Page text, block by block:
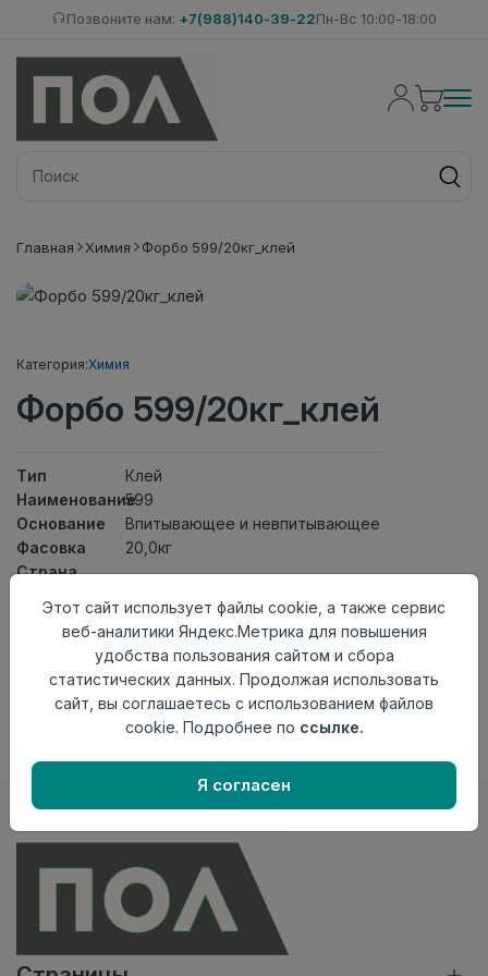
Позвоните нам: +7(988)140-39-22Пн-Вс 10:00-18:00
Главная Химия Форбо 599/20кг_клей
Категория:Химия
Форбо 599/20кг_клей
Тип
Клей
Наименование599
Основание
Впитывающее и невпитывающее
Фасовка
20,0кг
Страна
Нет в наличии
Внимание! Внешний вид товара может отличаться от
представленного на настоящем сайте. Проверяйте
наличие необходимых характеристик и комплектации
в момент приобретения товара.
Этот сайт использует файлы cookie, а также сервис
веб-аналитики Яндекс.Метрика для повышения
удобства пользования сайтом и сбора
статистических данных. Продолжая использовать
сайт, вы соглашаетесь с использованием файлов
cookie. Подробнее по ссылке.
Я согласен